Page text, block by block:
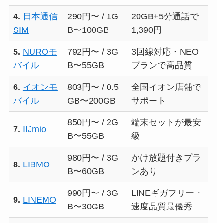
4. 日本通信
SIM
290円〜 / 1G
B〜100GB
20GB+5分通話で
1,390円
5. NUROモ
バイル
792円〜 / 3G
B〜55GB
3回線対応・NEO
プランで高品質
6. イオンモ
バイル
803円〜 / 0.5
GB〜200GB
全国イオン店舗で
サポート
7. IIJmio
850円〜 / 2G
B〜55GB
端末セットが最安
級
8. LIBMO
980円〜 / 3G
B〜60GB
かけ放題付きプラ
ンあり
9. LINEMO
990円〜 / 3G
B〜30GB
LINEギガフリー・
速度品質最優秀